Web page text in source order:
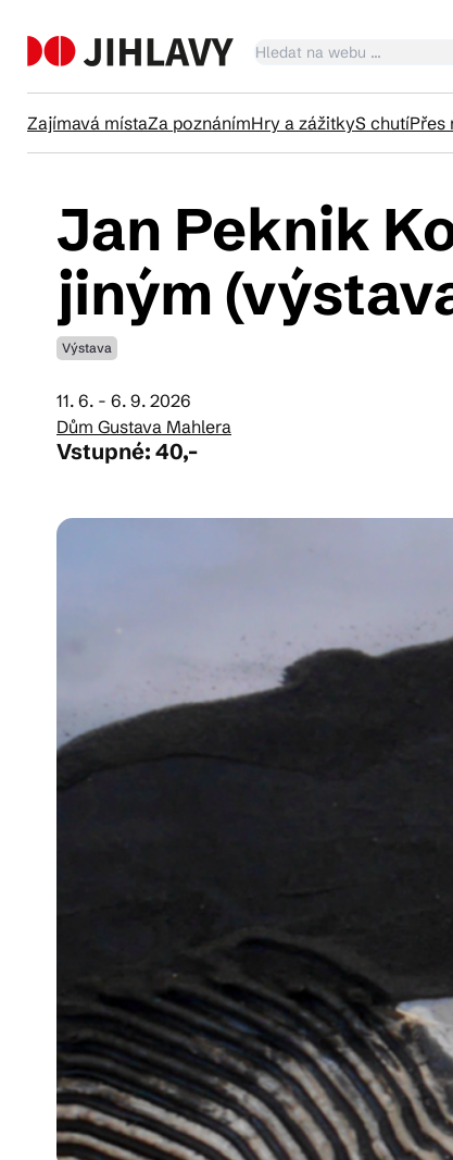
Zajímavá místaZa poznánímHry a zážitkyS chutíPřes
Jan Peknik
jiným
Výstava
11. 6. - 6. 9. 2026
Dům Gustava Mahlera
Vstupné: 40,-